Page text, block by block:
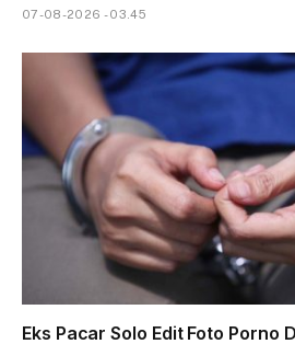
07-08-2026 - 03.45
Eks Pacar Solo Edit Foto Porno